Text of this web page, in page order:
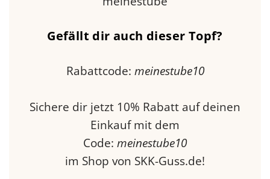
Gefällt dir auch dieser Topf?
Rabattcode: meinestube10
Sichere dir jetzt 10% Rabatt auf deinen
Einkauf mit dem
Code: meinestube10
im Shop von SKK-Guss.de!